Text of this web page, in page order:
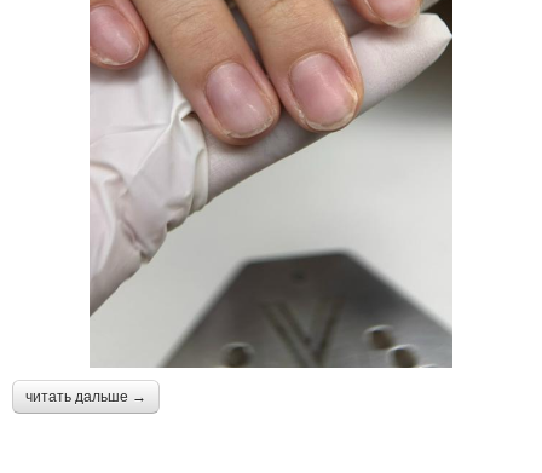
читать дальше →